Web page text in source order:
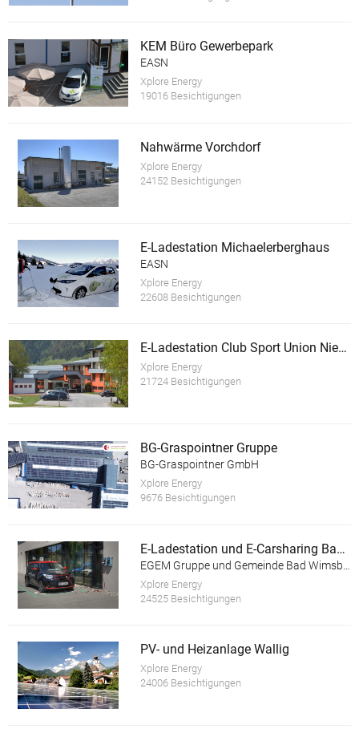
KEM Büro Gewerbepark
EASN
Xplore Energy
19016 Besichtigungen
Nahwärme Vorchdorf
Xplore Energy
24152 Besichtigungen
E-Ladestation Michaelerberghaus
EASN
Xplore Energy
22608 Besichtigungen
E-Ladestation Club Sport Union Niederöblarn
Xplore Energy
21724 Besichtigungen
BG-Graspointner Gruppe
BG-Graspointner GmbH
Xplore Energy
9676 Besichtigungen
E-Ladestation und E-Carsharing Bad Wimsbach-Neydharting
Xplore Energy
24525 Besichtigungen
PV- und Heizanlage Wallig
Xplore Energy
24006 Besichtigungen